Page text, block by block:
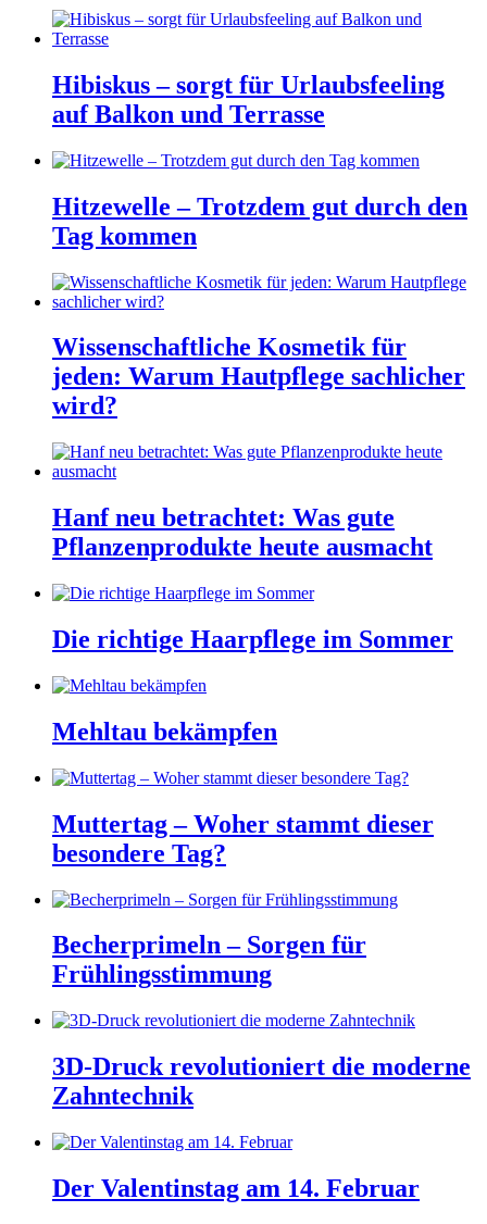
Hibiskus – sorgt für Urlaubsfeeling
auf Balkon und Terrasse
Hitzewelle – Trotzdem gut durch den
Tag kommen
Wissenschaftliche Kosmetik für
jeden: Warum Hautpflege sachlicher
wird?
Hanf neu betrachtet: Was gute
Pflanzenprodukte heute ausmacht
Die richtige Haarpflege im Sommer
Mehltau bekämpfen
Muttertag – Woher stammt dieser
besondere Tag?
Becherprimeln – Sorgen für
Frühlingsstimmung
3D-Druck revolutioniert die moderne
Zahntechnik
Der Valentinstag am 14. Februar